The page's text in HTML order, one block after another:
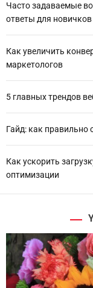
Часто задаваемые
ответы для новичков
Как увеличить
маркетологов
5 главных трендов
Гайд: как правильно
Как ускорить
оптимизации